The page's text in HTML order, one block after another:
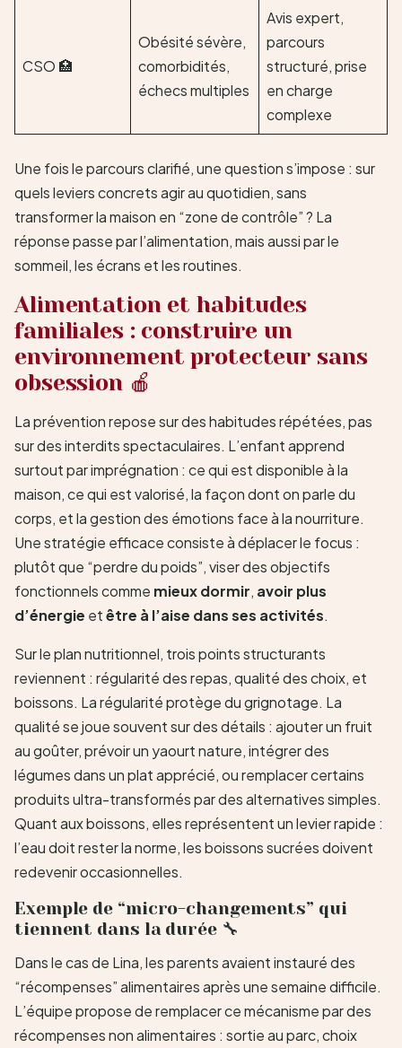
CSO 🏥
Obésité sévère,
comorbidités,
échecs multiples
Avis expert,
parcours
structuré, prise
en charge
complexe
Une fois le parcours clarifié, une question s’impose : sur
quels leviers concrets agir au quotidien, sans
transformer la maison en “zone de contrôle” ? La
réponse passe par l’alimentation, mais aussi par le
sommeil, les écrans et les routines.
Alimentation et habitudes
familiales : construire un
environnement protecteur sans
obsession 🍎
La prévention repose sur des habitudes répétées, pas
sur des interdits spectaculaires. L’enfant apprend
surtout par imprégnation : ce qui est disponible à la
maison, ce qui est valorisé, la façon dont on parle du
corps, et la gestion des émotions face à la nourriture.
Une stratégie efficace consiste à déplacer le focus :
plutôt que “perdre du poids”, viser des objectifs
fonctionnels comme mieux dormir, avoir plus
d’énergie etêtre à l’aise dans ses activités.
Sur le plan nutritionnel, trois points structurants
reviennent : régularité des repas, qualité des choix, et
boissons. La régularité protège du grignotage. La
qualité se joue souvent sur des détails : ajouter un fruit
au goûter, prévoir un yaourt nature, intégrer des
légumes dans un plat apprécié, ou remplacer certains
produits ultra-transformés par des alternatives simples.
Quant aux boissons, elles représentent un levier rapide :
l’eau doit rester la norme, les boissons sucrées doivent
redevenir occasionnelles.
Exemple de “micro-changements” qui
tiennent dans la durée 🔧
Dans le cas de Lina, les parents avaient instauré des
“récompenses” alimentaires après une semaine difficile.
L’équipe propose de remplacer ce mécanisme par des
récompenses non alimentaires : sortie au parc, choix